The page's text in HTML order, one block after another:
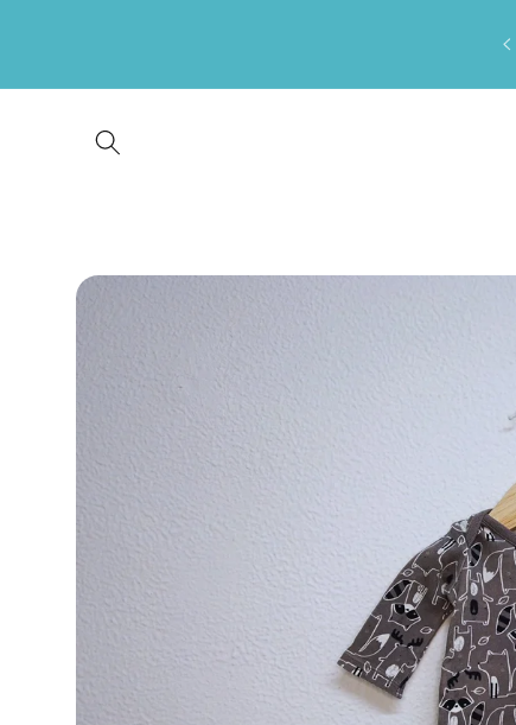
Saltar para